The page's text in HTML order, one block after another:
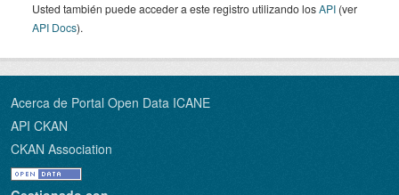
Usted también puede acceder a este registro utilizando losAPI (ver
API Docs).
Acerca de Portal Open Data ICANE
API CKAN
CKAN Association